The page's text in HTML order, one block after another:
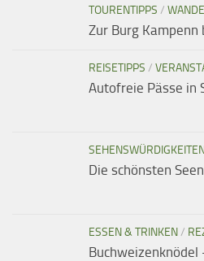
TOURENTIPPS /
Zur Burg Kampenn
REISETIPPS /
Autofreie Pässe in
Die schönsten
ESSEN & TRINKEN/